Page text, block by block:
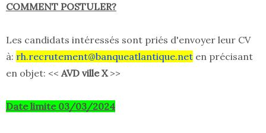
COMMENT POSTULER?
Les candidats intéressés sont priés d'envoyer leur CV
à: rh.recrutement@banqueatlantique.net en précisant
en objet: << AVD ville X>>
Date limite 03/03/2024